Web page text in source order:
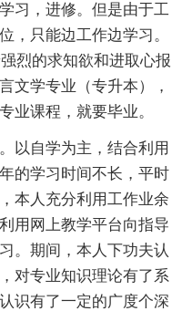
习，进修。但是由于工
，只能边工作边学习。
烈的求知欲和进取心报
文学专业（专升本），
业课程，就要毕业。
以自学为主，结合利用
的学习时间不长，平时
本人充分利用工作业余
用网上教学平台向指导
。期间，本人下功夫认
对专业知识理论有了系
识有了一定的广度个深